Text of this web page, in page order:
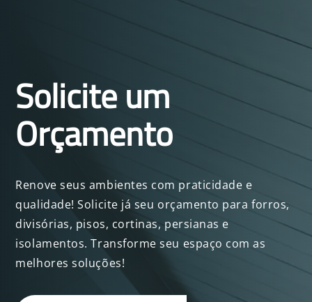
Solicite um
Orçamento
Renove seus ambientes com praticidade e
qualidade! Solicite já seu orçamento para forros,
divisórias, pisos, cortinas, persianas e
isolamentos. Transforme seu espaço com as
melhores soluções!